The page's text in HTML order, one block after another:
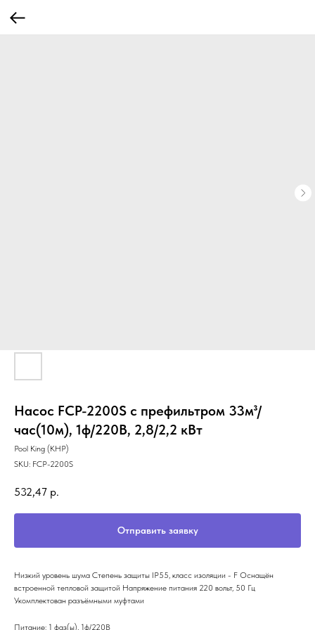
Насос FCP-2200S с префильтром 33м³/
час(10м), 1ф/220В, 2,8/2,2 кВт
Pool King (КНР)
SKU: FCP-2200S
532,47 р.
Отправить заявку
Низкий уровень шума Степень защиты IP55, класс изоляции - F Оснащён
встроенной тепловой защитой Напряжение питания 220 вольт, 50 Гц
Укомплектован разъёмными муфтами
Питание: 1 фаз(ы), 1ф/220В